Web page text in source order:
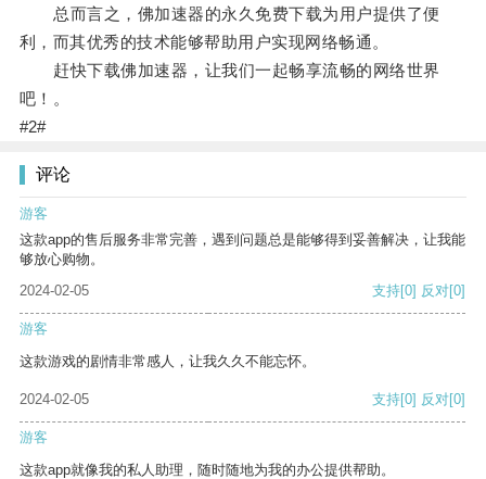
总而言之，佛加速器的永久免费下载为用户提供了便
利，而其优秀的技术能够帮助用户实现网络畅通。
赶快下载佛加速器，让我们一起畅享流畅的网络世界
吧！。
#2#
评论
游客
这款app的售后服务非常完善，遇到问题总是能够得到妥善解决，让我能
够放心购物。
2024-02-05
支持[0] 反对[0]
游客
这款游戏的剧情非常感人，让我久久不能忘怀。
2024-02-05 支持[0] 反对[0]
游客
这款app就像我的私人助理，随时随地为我的办公提供帮助。